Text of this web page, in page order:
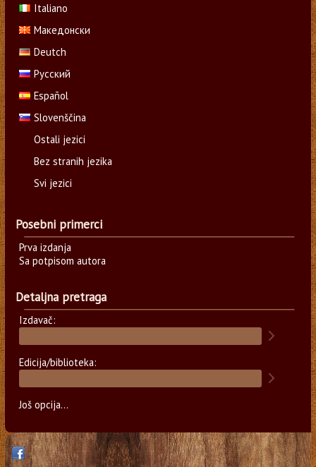
Italiano
Македонски
Deutch
Русский
Español
Slovenščina
Ostali jezici
Bez stranih jezika
Svi jezici
Posebni primerci
Prva izdanja
Sa potpisom autora
Detaljna pretraga
Izdavač:
Edicija/biblioteka:
Još opcija...